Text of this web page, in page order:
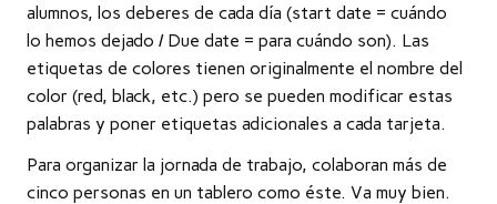
alumnos, los deberes de cada día (start date = cuándo
lo hemos dejado / Due date = para cuándo son). Las
etiquetas de colores tienen originalmente el nombre del
color (red, black, etc.) pero se pueden modificar estas
palabras y poner etiquetas adicionales a cada tarjeta.
Para organizar la jornada de trabajo, colaboran más de
cinco personas en un tablero como éste. Va muy bien.